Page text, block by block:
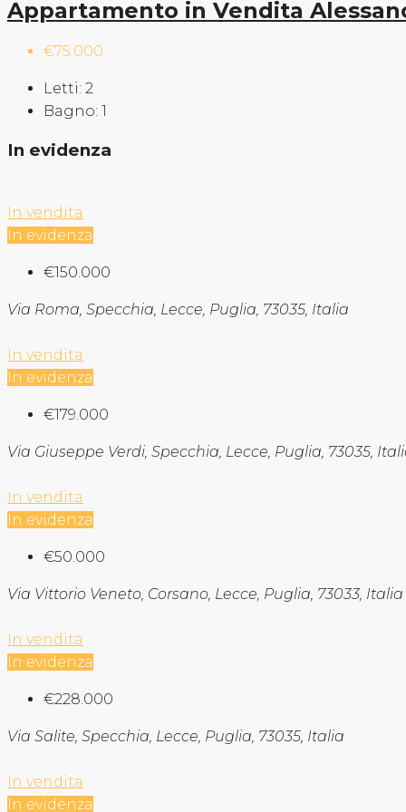
Appartamento in Vendita
€75.000
Letti: 2
Bagno: 1
In evidenza
In vendita
In evidenza
€150.000
Via Roma, Specchia, Lecce, Puglia, 73035, Italia
In vendita
In evidenza
€179.000
Via Giuseppe Verdi, Specchia, Lecce, Puglia, 73035,
In vendita
In evidenza
€50.000
Via Vittorio Veneto, Corsano, Lecce, Puglia, 73033, Italia
In vendita
In evidenza
€228.000
Via Salite, Specchia, Lecce, Puglia, 73035, Italia
In vendita
In evidenza